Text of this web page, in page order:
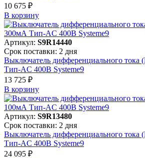
10 675 ₽
В корзинy
Артикул: S9R14440
Срок поставки: 2 дня
Выключатель дифференциального тока
Тип-AC 400В Systeme9
13 725 ₽
В корзинy
Артикул: S9R13480
Срок поставки: 2 дня
Выключатель дифференциального тока
Тип-AC 400В Systeme9
24 095 ₽